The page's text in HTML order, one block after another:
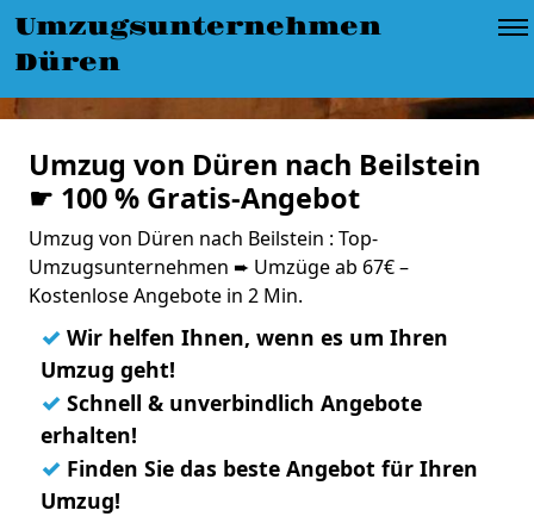
Umzugsunternehmen
Düren
Umzug von Düren nach Beilstein
☛ 100 % Gratis-Angebot
Umzug von Düren nach Beilstein : Top-
Umzugsunternehmen ➨ Umzüge ab 67€ –
Kostenlose Angebote in 2 Min.
✓ Wir helfen Ihnen, wenn es um Ihren
Umzug geht!
✓ Schnell & unverbindlich Angebote
erhalten!
✓ Finden Sie das beste Angebot für Ihren
Umzug!